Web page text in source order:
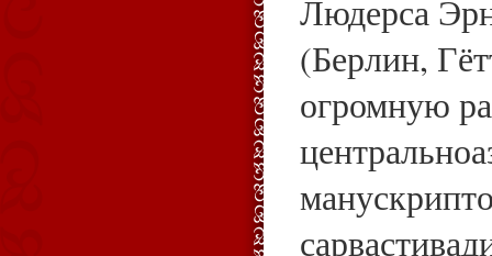
Людерса
(Берлин,
огромную